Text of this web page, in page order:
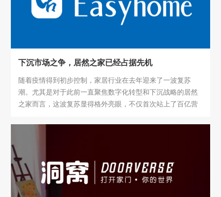
下沉市场之争，居然之家已经占据先机
随着疫情得到初步控制，家居行业在去年迎来了一波复苏
潮。尤其是对于此前一直聚焦数字化转型和下沉战略的居然
之家而言，这波复苏显得格外亮眼，不仅首次站上了百亿营